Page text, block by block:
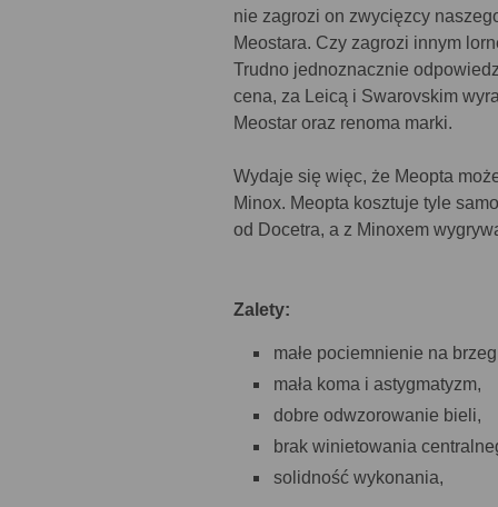
nie zagrozi on zwycięzcy
Meostara. Czy zagrozi innym
Trudno jednoznacznie
cena, za Leicą i Swarovskim
Meostar oraz renoma marki.
Wydaje się więc, że Meopta
Minox. Meopta kosztuje tyle
od Docetra, a z Minoxem
Zalety:
małe pociemnienie na
mała koma i astygmatyzm,
dobre odwzorowanie bieli,
brak winietowania
solidność wykonania,